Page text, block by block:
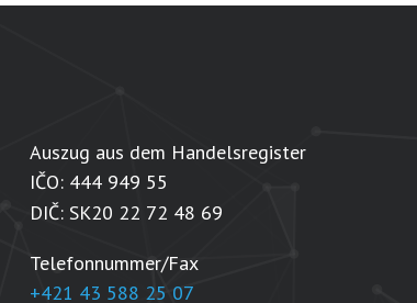
Auszug aus dem Handelsregister
IČO: 444 949 55
DIČ: SK20 22 72 48 69
Telefonnummer/Fax
+421 43 588 25 07